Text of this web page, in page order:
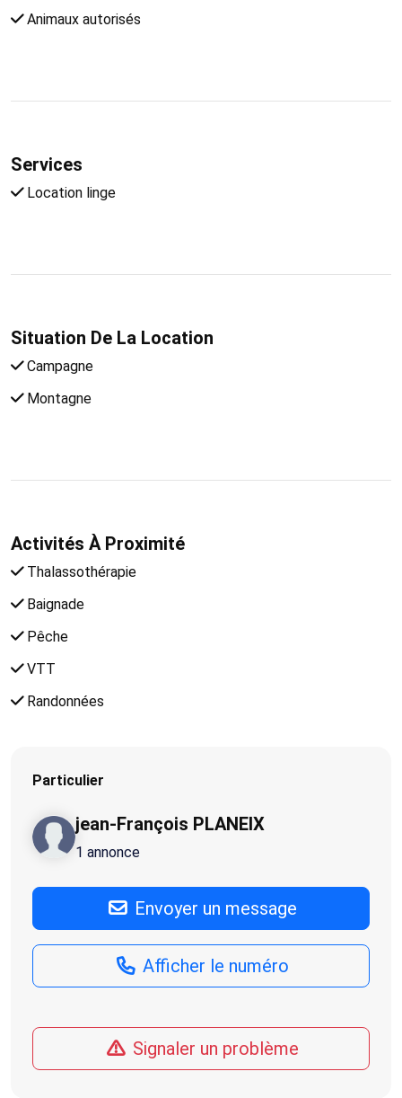
Animaux autorisés
Services
Location linge
Situation De La Location
Campagne
Montagne
Activités À Proximité
Thalassothérapie
Baignade
Pêche
VTT
Randonnées
Particulier
jean-François PLANEIX
1 annonce
Envoyer un message
Afficher le numéro
Signaler un problème